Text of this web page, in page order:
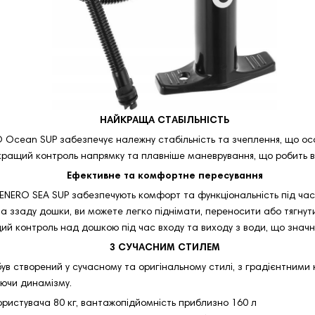
НАЙКРАЩА СТАБІЛЬНІСТЬ
SUP забезпечує належну стабільність та зчеплення, що
контроль напрямку та плавніше маневрування, що робить
Ефективне та комфортне пересування
SEA SUP забезпечують комфорт та функціональність під
дошки, ви можете легко піднімати, переносити або
контроль над дошкою під час входу та виходу з води, що
З СУЧАСНИМ СТИЛЕМ
створений у сучасному та оригінальному стилі, з
динамізму.
80 кг, вантажопідйомність приблизно 160 л